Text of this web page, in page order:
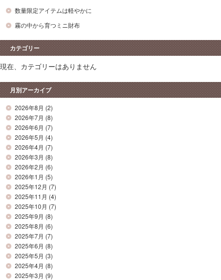
数量限定アイテムは軽やかに
霧の中から育つミニ財布
カテゴリー
現在、カテゴリーはありません
月別アーカイブ
2026年8月 (2)
2026年7月 (8)
2026年6月 (7)
2026年5月 (4)
2026年4月 (7)
2026年3月 (8)
2026年2月 (6)
2026年1月 (5)
2025年12月 (7)
2025年11月 (4)
2025年10月 (7)
2025年9月 (8)
2025年8月 (6)
2025年7月 (7)
2025年6月 (8)
2025年5月 (3)
2025年4月 (8)
2025年3月 (9)